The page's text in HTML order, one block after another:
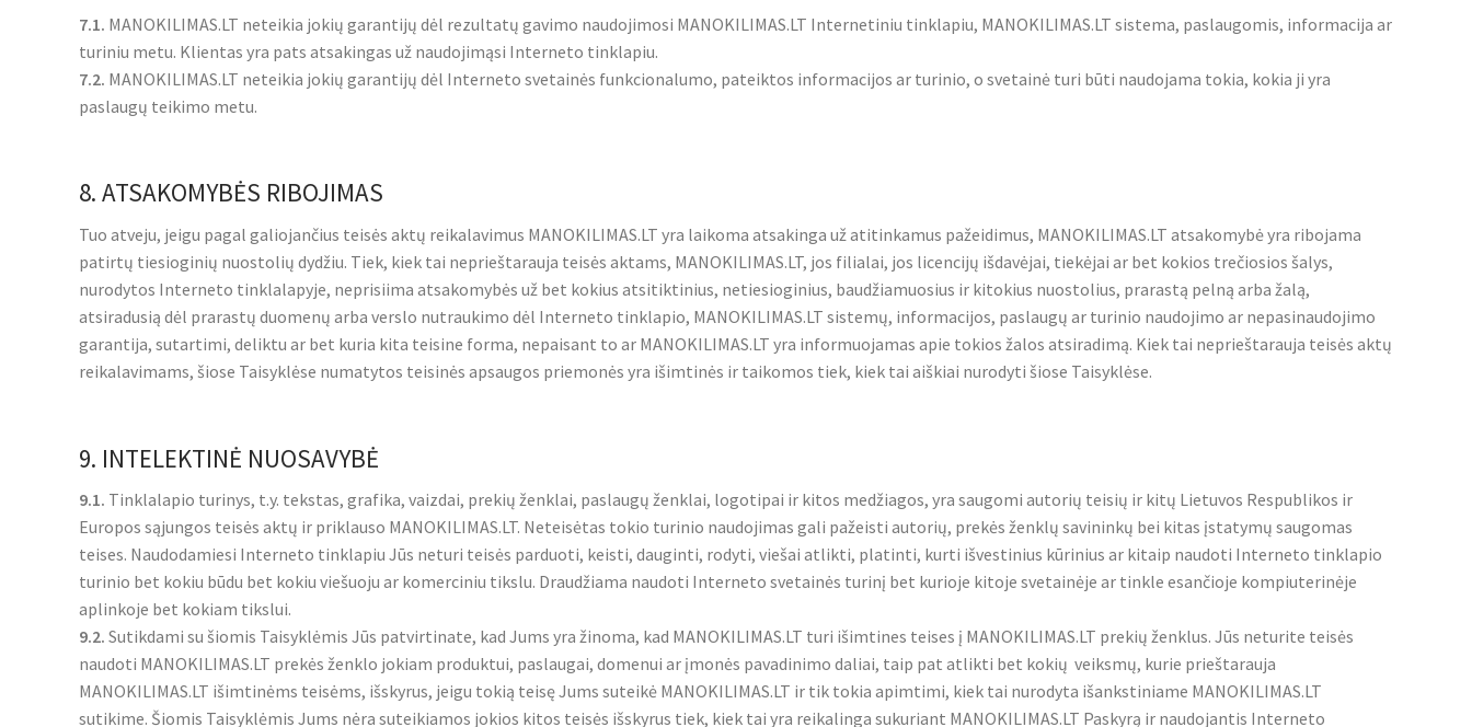
7.1. MANOKILIMAS.LT neteikia jokių garantijų dėl rezultatų gavimo naudojimosi MANOKILIMAS.LT Internetiniu tinklapiu, MANOKILIMAS.LT sistema, paslaugomis, informacija ar
turiniu metu. Klientas yra pats atsakingas už naudojimąsi Interneto tinklapiu.
7.2. MANOKILIMAS.LT neteikia jokių garantijų dėl Interneto svetainės funkcionalumo, pateiktos informacijos ar turinio, o svetainė turi būti naudojama tokia, kokia ji yra
paslaugų teikimo metu.
8. ATSAKOMYBĖS RIBOJIMAS
Tuo atveju, jeigu pagal galiojančius teisės aktų reikalavimus MANOKILIMAS.LT yra laikoma atsakinga už atitinkamus pažeidimus, MANOKILIMAS.LT atsakomybė yra ribojama
patirtų tiesioginių nuostolių dydžiu. Tiek, kiek tai neprieštarauja teisės aktams, MANOKILIMAS.LT, jos filialai, jos licencijų išdavėjai, tiekėjai ar bet kokios trečiosios šalys,
nurodytos Interneto tinklalapyje, neprisiima atsakomybės už bet kokius atsitiktinius, netiesioginius, baudžiamuosius ir kitokius nuostolius, prarastą pelną arba žalą,
atsiradusią dėl prarastų duomenų arba verslo nutraukimo dėl Interneto tinklapio, MANOKILIMAS.LT sistemų, informacijos, paslaugų ar turinio naudojimo ar nepasinaudojimo
garantija, sutartimi, deliktu ar bet kuria kita teisine forma, nepaisant to ar MANOKILIMAS.LT yra informuojamas apie tokios žalos atsiradimą. Kiek tai neprieštarauja teisės aktų
reikalavimams, šiose Taisyklėse numatytos teisinės apsaugos priemonės yra išimtinės ir taikomos tiek, kiek tai aiškiai nurodyti šiose Taisyklėse.
9. INTELEKTINĖ NUOSAVYBĖ
9.1. Tinklalapio turinys, t.y. tekstas, grafika, vaizdai, prekių ženklai, paslaugų ženklai, logotipai ir kitos medžiagos, yra saugomi autorių teisių ir kitų Lietuvos Respublikos ir
Europos sąjungos teisės aktų ir priklauso MANOKILIMAS.LT. Neteisėtas tokio turinio naudojimas gali pažeisti autorių, prekės ženklų savininkų bei kitas įstatymų saugomas
teises. Naudodamiesi Interneto tinklapiu Jūs neturi teisės parduoti, keisti, dauginti, rodyti, viešai atlikti, platinti, kurti išvestinius kūrinius ar kitaip naudoti Interneto tinklapio
turinio bet kokiu būdu bet kokiu viešuoju ar komerciniu tikslu. Draudžiama naudoti Interneto svetainės turinį bet kurioje kitoje svetainėje ar tinkle esančioje kompiuterinėje
aplinkoje bet kokiam tikslui.
9.2. Sutikdami su šiomis Taisyklėmis Jūs patvirtinate, kad Jums yra žinoma, kad MANOKILIMAS.LT turi išimtines teises į MANOKILIMAS.LT prekių ženklus. Jūs neturite teisės
naudoti MANOKILIMAS.LT prekės ženklo jokiam produktui, paslaugai, domenui ar įmonės pavadinimo daliai, taip pat atlikti bet kokių veiksmų, kurie prieštarauja
MANOKILIMAS.LT išimtinėms teisėms, išskyrus, jeigu tokią teisę Jums suteikė MANOKILIMAS.LT ir tik tokia apimtimi, kiek tai nurodyta išankstiniame MANOKILIMAS.LT
sutikime. Šiomis Taisyklėmis Jums nėra suteikiamos jokios kitos teisės išskyrus tiek, kiek tai yra reikalinga sukuriant MANOKILIMAS.LT Paskyrą ir naudojantis Interneto